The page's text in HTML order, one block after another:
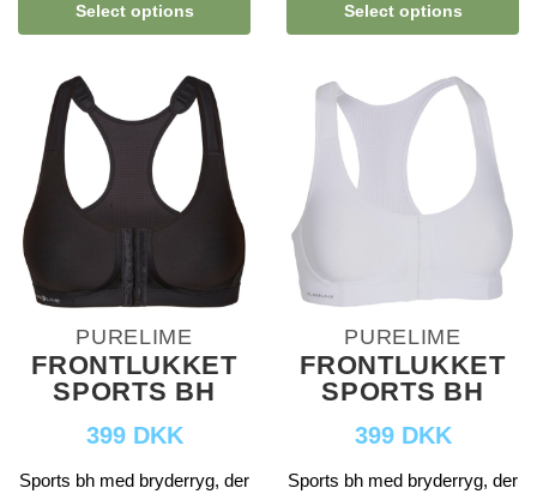
Select options Select options
PURELIME
FRONTLUKKET
SPORTS BH
399 DKK
Sports bh med bryderryg, der
PURELIME
FRONTLUKKET
SPORTS BH
399 DKK
Sports bh med bryderryg, der